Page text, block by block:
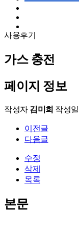
사용후기
가스 충전
페이지 정보
작성자 김미희 작성일
이전글
다음글
수정
삭제
목록
본문